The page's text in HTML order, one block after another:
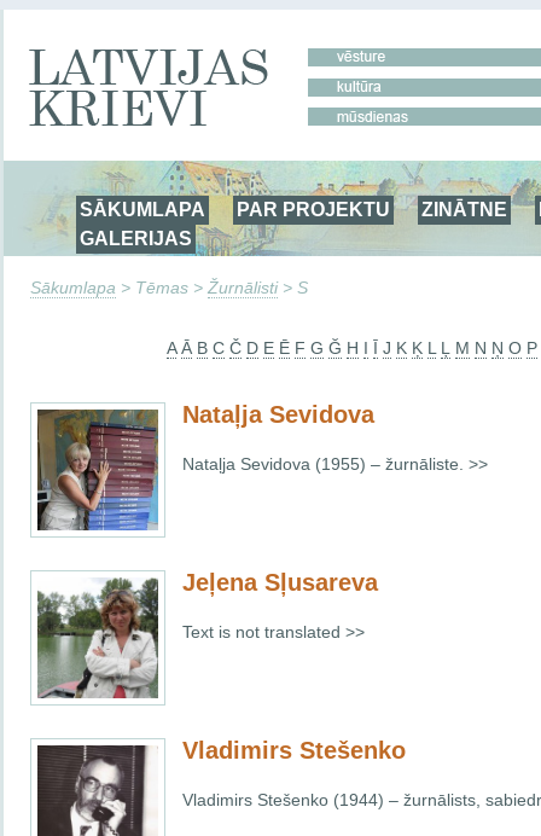
SĀKUMLAPA PAR PROJEKTU ZINĀTNE
GALERIJAS
Sākumlapa > Tēmas > Žurnālisti> S
A Ā B C Č D E Ē F G Ğ H I Ī J K Ķ L Ļ M N Ņ O P
Nataļja Sevidova
Nataļja Sevidova (1955) – žurnāliste. >>
Jeļena Sļusareva
Text is not translated >>
Vladimirs Stešenko
Vladimirs Stešenko (1944) – žurnālists,